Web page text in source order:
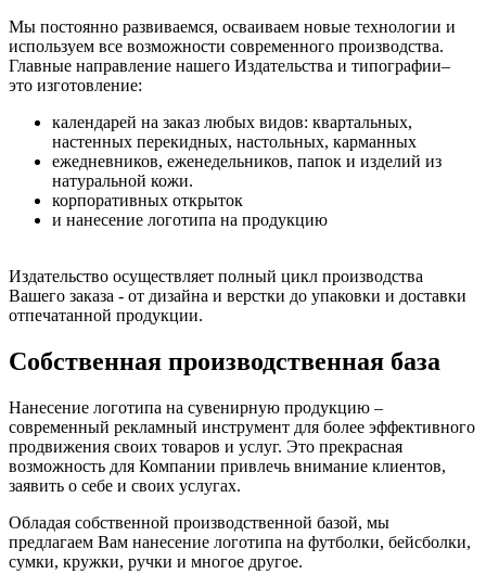
Мы постоянно развиваемся, осваиваем новые технологии и
используем все возможности современного производства.
Главные направление нашего Издательства и типографии–
это изготовление:
календарей на заказ любых видов: квартальных,
настенных перекидных, настольных, карманных
ежедневников, еженедельников, папок и изделий из
натуральной кожи.
корпоративных открыток
и нанесение логотипа на продукцию
Издательство осуществляет полный цикл производства
Вашего заказа - от дизайна и верстки до упаковки и доставки
отпечатанной продукции.
Собственная производственная база
Нанесение логотипа на сувенирную продукцию –
современный рекламный инструмент для более эффективного
продвижения своих товаров и услуг. Это прекрасная
возможность для Компании привлечь внимание клиентов,
заявить о себе и своих услугах.
Обладая собственной производственной базой, мы
предлагаем Вам нанесение логотипа на футболки, бейсболки,
сумки, кружки, ручки и многое другое.